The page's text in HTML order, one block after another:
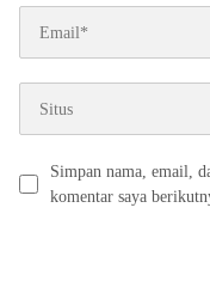
Simpan nama, email,
komentar saya